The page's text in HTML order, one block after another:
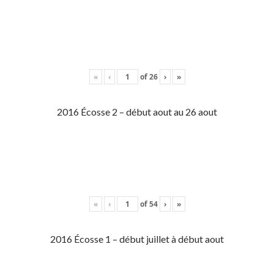
« ‹ of26 › »
2016 Écosse 2 – début aout au 26 aout
« ‹ of54 › »
2016 Écosse 1 – début juillet à début aout